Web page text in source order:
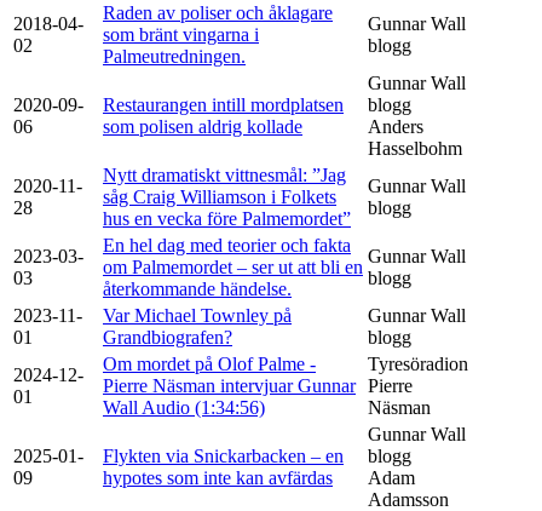
2018-04-
02
Raden av poliser och åklagare
som bränt vingarna i
Palmeutredningen.
Gunnar Wall
blogg
2020-09-
06
Restaurangen intill mordplatsen
som polisen aldrig kollade
Gunnar Wall
blogg
Anders
Hasselbohm
2020-11-
28
Nytt dramatiskt vittnesmål: ”Jag
såg Craig Williamson i Folkets
hus en vecka före Palmemordet”
Gunnar Wall
blogg
2023-03-
03
En hel dag med teorier och fakta
om Palmemordet – ser ut att bli en
återkommande händelse.
Gunnar Wall
blogg
2023-11-
01
Var Michael Townley på
Grandbiografen?
Gunnar Wall
blogg
2024-12-
01
Om mordet på Olof Palme -
Pierre Näsman intervjuar Gunnar
Wall Audio (1:34:56)
Tyresöradion
Pierre
Näsman
2025-01-
09
Flykten via Snickarbacken – en
hypotes som inte kan avfärdas
Gunnar Wall
blogg
Adam
Adamsson